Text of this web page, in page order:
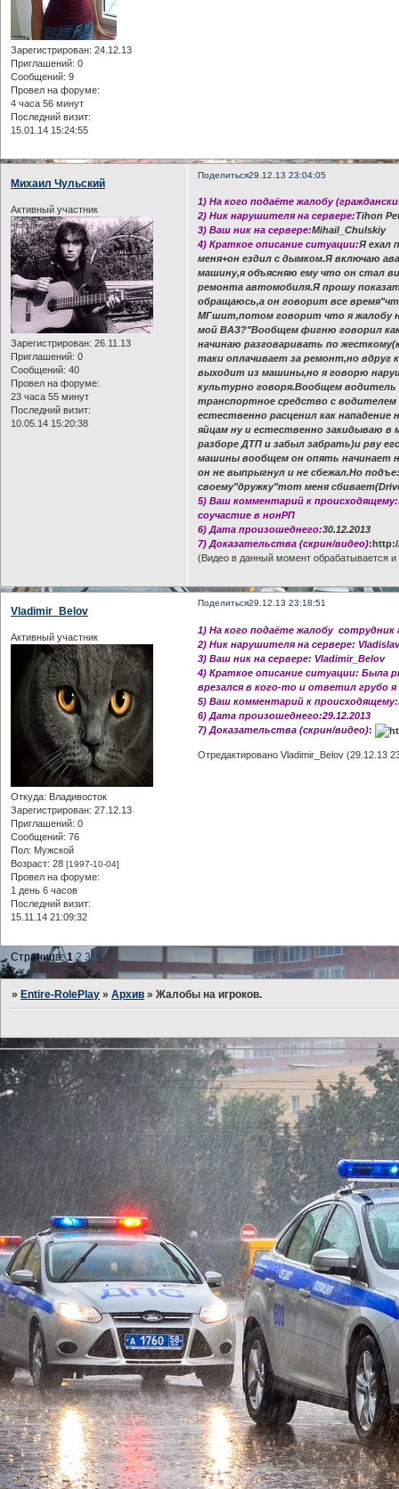
Зарегистрирован: 24.12.13
Приглашений: 0
Сообщений: 9
Провел на форуме:
4 часа 56 минут
Последний визит:
15.01.14 15:24:55
Поделиться29.12.13 23:04:05
Михаил Чульский
Активный участник
Зарегистрирован: 26.11.13
Приглашений: 0
Сообщений: 40
Провел на форуме:
23 часа 55 минут
Последний визит:
10.05.14 15:20:38
1) На кого подаёте жалобу
2) Ник нарушителя на сервере:Tihon
3) Ваш ник на сервере:Mihail_Chulskiy
4) Краткое описание ситуации:Я ехал
меня+он ездил с дымком.Я включаю
машину,я объясняю ему что он стал
ремонта автомобиля.Я прошу
обращаюсь,а он говорит все
МГшит,потом говорит что я жалобу
мой ВАЗ?"Вообщем фигню говорил
начинаю разговаривать по
таки оплачивает за ремонт,но вдруг
выходит из машины,но я говорю
культурно говоря.Вообщем
транспортное средство с
естественно расценил как
яйцам ну и естественно закидываю в
разборе ДТП и забыл забрать)и рву
машины вообщем он опять начинает
он не выпрыгнул и не сбежал.Но
своему"дружку"тот меня
5) Ваш комментарий к
соучастие в нонРП
6) Дата произошеднего:30.12.2013
7) Доказательства (скрин/видео)
(Видео в данный момент обрабатывается и
Поделиться29.12.13 23:18:51
Vladimir_Belov
Активный участник
Откуда: Владивосток
Зарегистрирован: 27.12.13
Приглашений: 0
Сообщений: 76
Пол: Мужской
Возраст: 28 [1997-10-04]
Провел на форуме:
1 день 6 часов
Последний визит:
15.11.14 21:09:32
1) На кого подаёте жалобу сотрудник
2) Ник нарушителя на сервере:
3) Ваш ник на сервере: Vladimir_Belov
4) Краткое описание ситуации: Была
врезался в кого-то и ответил грубо
5) Ваш комментарий к
6) Дата произошеднего:29.12.2013
7) Доказательства (скрин/видео):
Отредактировано Vladimir_Belov (29.12.13
Страница:1 2 3 »
» Entire-RolePlay »Архив »Жалобы на игроков.